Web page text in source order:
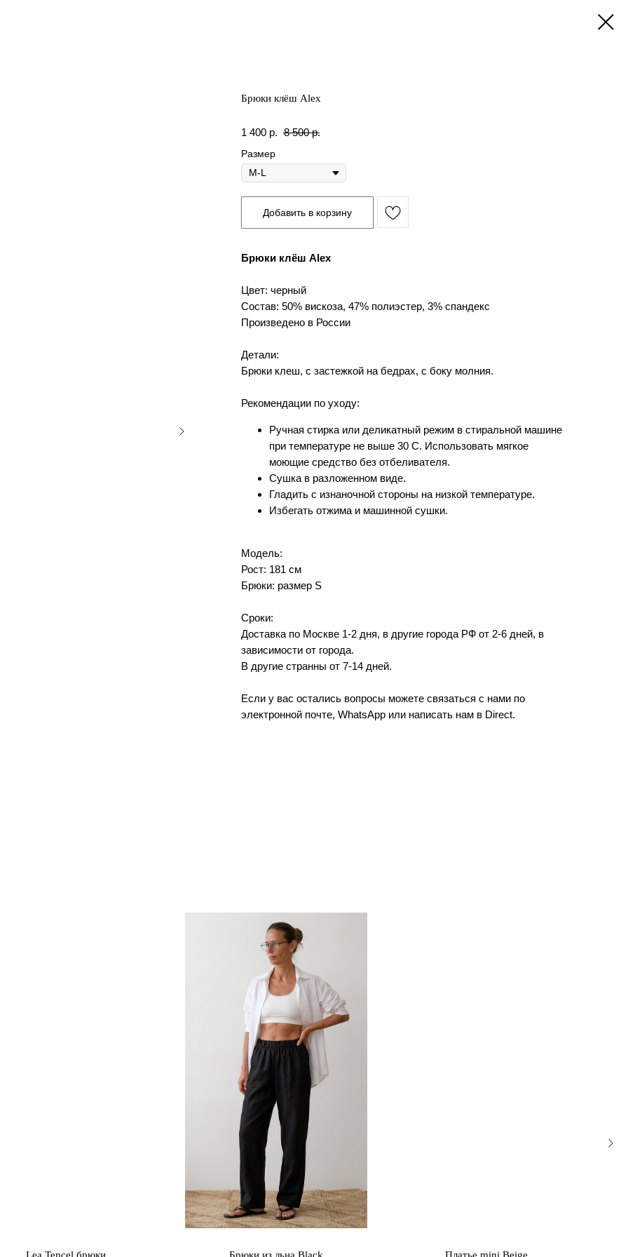
Брюки клёш Alex
1 400 р. 8 500 р.
Размер
Добавить в корзину
Брюки клёш Alex
Цвет: черный
Состав: 50% вискоза, 47% полиэстер, 3% спандекс
Произведено в России
Детали:
Брюки клеш, с застежкой на бедрах, с боку молния.
Рекомендации по уходу:
Ручная стирка или деликатный режим в стиральной машине
при температуре не выше 30 С. Использовать мягкое
моющие средство без отбеливателя.
Сушка в разложенном виде.
Гладить с изнаночной стороны на низкой температуре.
Избегать отжима и машинной сушки.
Модель:
Рост: 181 см
Брюки: размер S
Сроки:
Доставка по Москве 1-2 дня, в другие города РФ от 2-6 дней, в
зависимости от города.
В другие странны от 7-14 дней.
Если у вас остались вопросы можете связаться с нами по
электронной почте, WhatsApp или написать нам в Direct.